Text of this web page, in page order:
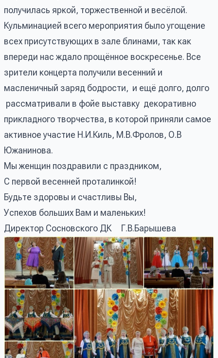
получилась яркой, торжественной и весёлой.
Кульминацией всего мероприятия было угощение
всех присутствующих в зале блинами, так как
впереди нас ждало прощённое воскресенье. Все
зрители концерта получили весенний и
масленичный заряд бодрости, и ещё долго, долго
рассматривали в фойе выставку декоративно
прикладного творчества, в которой приняли самое
активное участие Н.И.Киль, М.В.Фролов, О.В
Южанинова.
Мы женщин поздравили с праздником,
С первой весенней проталинкой!
Будьте здоровы и счастливы Вы,
Успехов больших Вам и маленьких!
Директор Сосновского ДК Г.В.Барышева